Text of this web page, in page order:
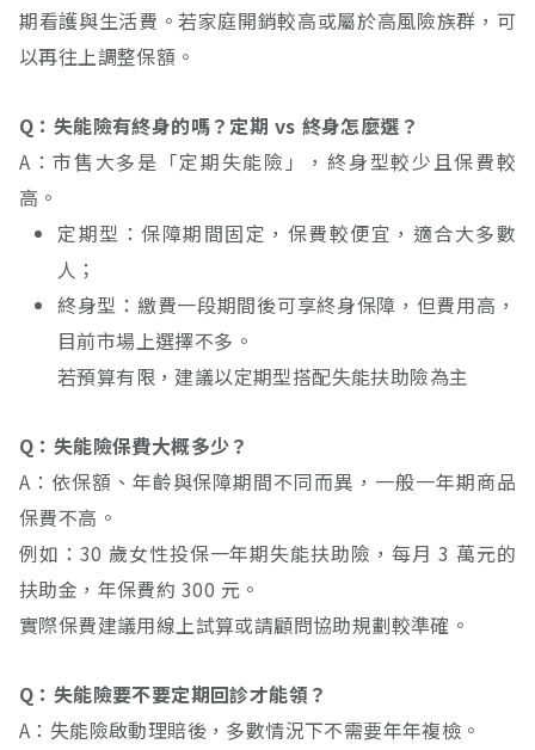
期看護與生活費。若家庭開銷較高或屬於高風險族群，可
以再往上調整保額。
Q：失能險有終身的嗎？定期 vs 終身怎麼選？
A：市售大多是「定期失能險」，終身型較少且保費較
高。
定期型：保障期間固定，保費較便宜，適合大多數
人；
終身型：繳費一段期間後可享終身保障，但費用高，
目前市場上選擇不多。
若預算有限，建議以定期型搭配失能扶助險為主
Q：失能險保費大概多少？
A：依保額、年齡與保障期間不同而異，一般一年期商品
保費不高。
例如：30 歲女性投保一年期失能扶助險，每月 3 萬元的
扶助金，年保費約 300 元。
實際保費建議用線上試算或請顧問協助規劃較準確。
Q：失能險要不要定期回診才能領？
A：失能險啟動理賠後，多數情況下不需要年年複檢。